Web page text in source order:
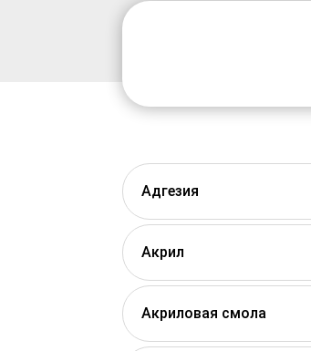
Адгезия
Акрил
Акриловая смола